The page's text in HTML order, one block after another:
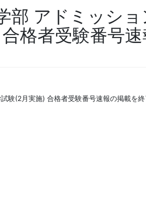
部 アドミッショ
格者受験番号
験(2月実施) 合格者受験番号速報の掲載を終